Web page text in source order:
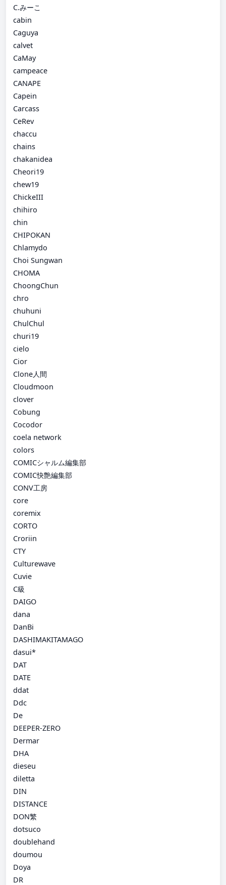
C.みーこ
cabin
Caguya
calvet
CaMay
campeace
CANAPE
Capein
Carcass
CeRev
chaccu
chains
chakanidea
Cheori19
chew19
ChickeIII
chihiro
chin
CHIPOKAN
Chlamydo
Choi Sungwan
CHOMA
ChoongChun
chro
chuhuni
ChulChul
churi19
cielo
Cior
Clone人間
Cloudmoon
clover
Cobung
Cocodor
coela network
colors
COMICシャルム編集部
COMIC快艶編集部
CONV工房
core
coremix
CORTO
Croriin
CTY
Culturewave
Cuvie
C級
DAIGO
dana
DanBi
DASHIMAKITAMAGO
dasui*
DAT
DATE
ddat
Ddc
De
DEEPER-ZERO
Dermar
DHA
dieseu
diletta
DIN
DISTANCE
DON繁
dotsuco
doublehand
doumou
Doya
DR